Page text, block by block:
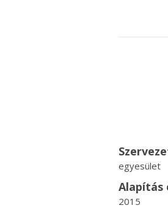
egyesület
Alapítás
2015